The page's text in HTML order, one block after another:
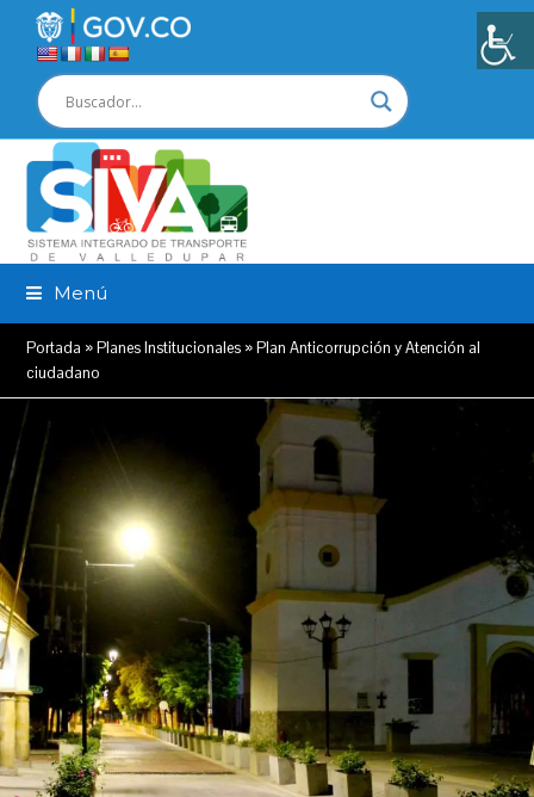
Menú
Portada »Planes Institucionales »Plan Anticorrupción y Atención al
ciudadano